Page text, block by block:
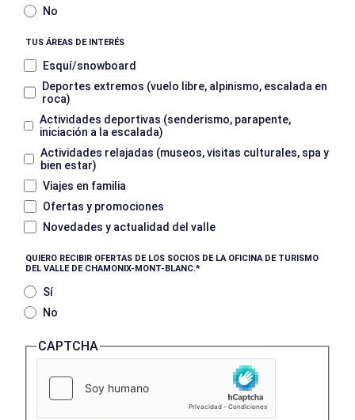
No
TUS ÁREAS DE INTERÉS
Esquí/snowboard
Deportes extremos (vuelo libre, alpinismo, escalada en
roca)
Actividades deportivas (senderismo, parapente,
iniciación a la escalada)
Actividades relajadas (museos, visitas culturales, spa y
bien estar)
Viajes en familia
Ofertas y promociones
Novedades y actualidad del valle
QUIERO RECIBIR OFERTAS DE LOS SOCIOS DE LA OFICINA DE TURISMO
DEL VALLE DE CHAMONIX-MONT-BLANC.
Sí
No
CAPTCHA